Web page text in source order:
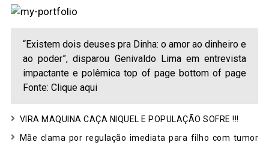
“Existem dois deuses pra Dinha: o amor ao dinheiro e
ao poder”, disparou Genivaldo Lima em entrevista
impactante e polêmica top of page bottom of page
Fonte: Clique aqui
VIRA MAQUINA CAÇA NIQUEL E POPULAÇÃO SOFRE !!!
Mãe clama por regulação imediata para filho com tumor